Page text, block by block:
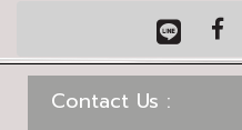
Contact Us :